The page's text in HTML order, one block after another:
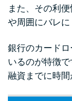
また、その利
や周囲にバレに
銀行のカード
いるのが特徴で
融資までに時間